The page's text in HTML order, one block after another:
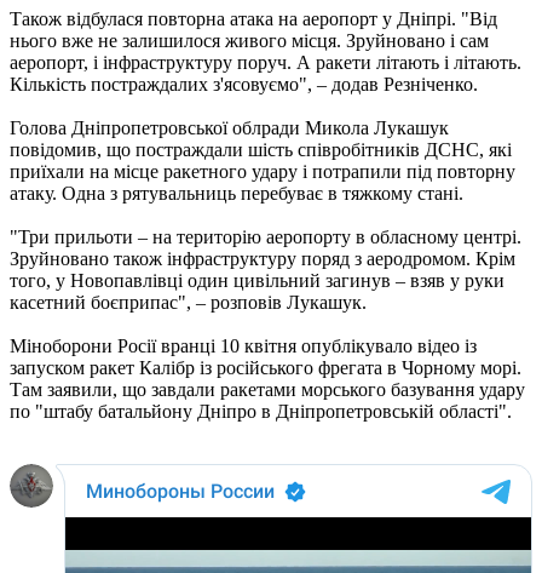
Також відбулася повторна атака на аеропорт у Дніпрі. "Від
нього вже не залишилося живого місця. Зруйновано і сам
аеропорт, і інфраструктуру поруч. А ракети літають і літають.
Кількість постраждалих з'ясовуємо", – додав Резніченко.
Голова Дніпропетровської облради Микола Лукашук
повідомив, що постраждали шість співробітників ДСНС, які
приїхали на місце ракетного удару і потрапили під повторну
атаку. Одна з рятувальниць перебуває в тяжкому стані.
"Три прильоти – на територію аеропорту в обласному центрі.
Зруйновано також інфраструктуру поряд з аеродромом. Крім
того, у Новопавлівці один цивільний загинув – взяв у руки
касетний боєприпас", – розповів Лукашук.
Міноборони Росії вранці 10 квітня опублікувало відео із
запуском ракет Калібр із російського фрегата в Чорному морі.
Там заявили, що завдали ракетами морського базування удару
по "штабу батальйону Дніпро в Дніпропетровській області".